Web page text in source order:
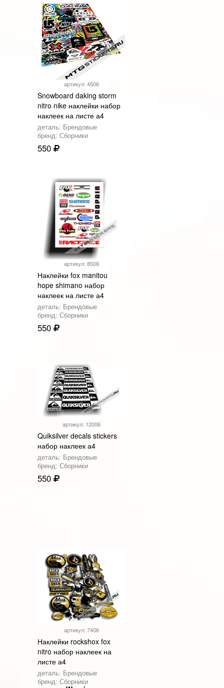
артикул: 4506
Snowboard daking storm
nitro nike наклейки набор
наклеек на листе а4
деталь: Брендовые
бренд: Сборники
550
артикул: 8506
Наклейки fox manitou
hope shimano набор
наклеек на листе а4
деталь: Брендовые
бренд: Сборники
550
артикул: 12006
Quiksilver decals stickers
набор наклеек а4
деталь: Брендовые
бренд: Сборники
550
артикул: 7406
Наклейки rockshox fox
nitro набор наклеек на
листе а4
деталь: Брендовые
бренд: Сборники